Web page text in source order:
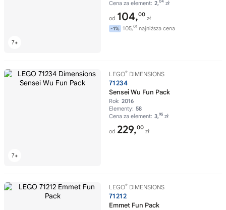
Cena za element: 2,04 zł
od 104,00
zł
-1% 105,01 najniższa cena
LEGO® DIMENSIONS
71234
Sensei Wu Fun Pack
Rok: 2016
Elementy: 58
Cena za element: 3,95 zł
od 229,00
zł
LEGO® DIMENSIONS
71212
Emmet Fun Pack